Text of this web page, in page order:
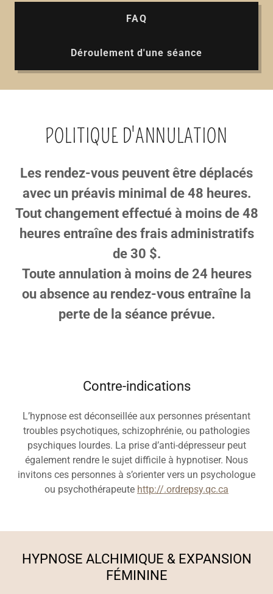
FAQ
Déroulement d'une séance
POLITIQUE D'ANNULATION
Les rendez-vous peuvent être déplacés
avec un préavis minimal de 48 heures.
Tout changement effectué à moins de 48
heures entraîne des frais administratifs
de 30 $.
Toute annulation à moins de 24 heures
ou absence au rendez-vous entraîne la
perte de la séance prévue.
Contre-indications
L’hypnose est déconseillée aux personnes présentant
troubles psychotiques, schizophrénie, ou pathologies
psychiques lourdes. La prise d’anti-dépresseur peut
également rendre le sujet difficile à hypnotiser. Nous
invitons ces personnes à s’orienter vers un psychologue
ou psychothérapeute http://.ordrepsy.qc.ca
HYPNOSE ALCHIMIQUE & EXPANSION
FÉMININE